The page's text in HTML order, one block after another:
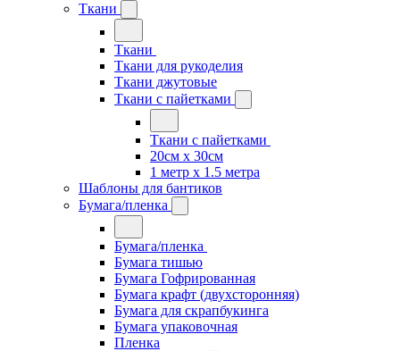
Ткани
Ткани
Ткани для рукоделия
Ткани джутовые
Ткани с пайетками
Ткани с пайетками
20см х 30см
1 метр х 1.5 метра
Шаблоны для бантиков
Бумага/пленка
Бумага/пленка
Бумага тишью
Бумага Гофрированная
Бумага крафт (двухсторонняя)
Бумага для скрапбукинга
Бумага упаковочная
Пленка